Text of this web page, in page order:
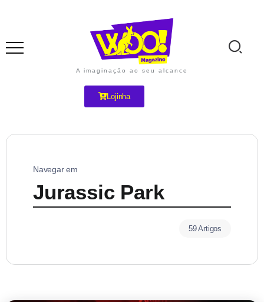
A imaginação ao seu alcance
Lojinha
Navegar em
Jurassic Park
59 Artigos